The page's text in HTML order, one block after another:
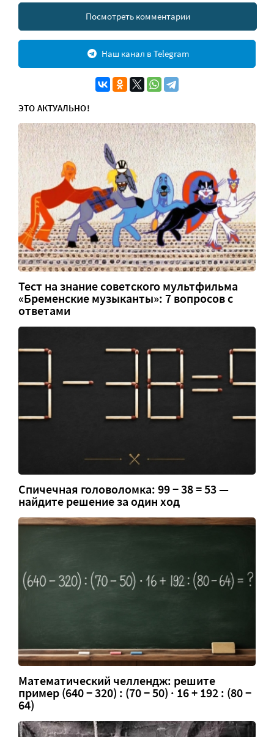
Посмотреть комментарии
Наш канал в Telegram
ЭТО АКТУАЛЬНО!
Тест на знание советского мультфильма
«Бременские музыканты»: 7 вопросов с
ответами
Спичечная головоломка: 99 − 38 = 53 —
найдите решение за один ход
Математический челлендж: решите
пример (640 − 320) : (70 − 50) · 16 + 192 : (80 −
64)